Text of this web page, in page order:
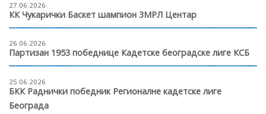
27.06.2026
КК Чукарички Баскет шампион 3МРЛ Центар
26.06.2026
Партизан 1953 победнице Кадетске београдске лиге КСБ
25.06.2026
БКК Раднички победник Регионалне кадетске лиге
Београда